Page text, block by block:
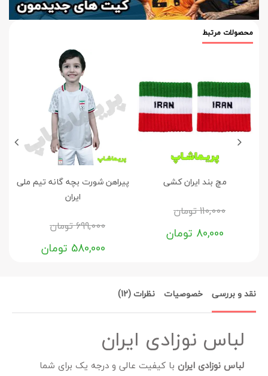
محصولات مرتبط
مچ بند ایران کشی
110,000تومان
80,000 تومان
پیراهن شورت بچه گانه تیم ملی
ایران
699,000تومان
580,000 تومان
نقد و بررسی خصوصیات نظرات (12)
لباس نوزادی ایران
لباس نوزادی ایران با کیفیت عالی و درجه یک برای شما